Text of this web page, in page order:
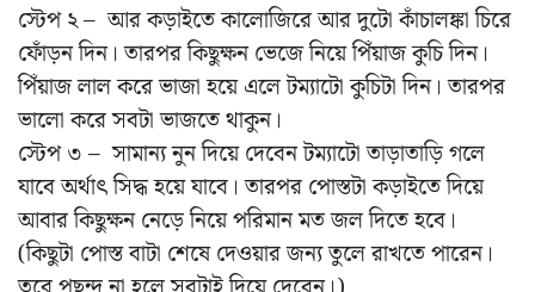
স্টেপ ২ – আর কড়াইতে কালোজিরে আর দুটো কাঁচালঙ্কা চিরে
ফোঁড়ন দিন। তারপর কিছুক্ষন ভেজে নিয়ে পিঁয়াজ কুচি দিন।
পিঁয়াজ লাল করে ভাজা হয়ে এলে টম্যাটো কুচিটা দিন। তারপর
ভালো করে সবটা ভাজতে থাকুন।
স্টেপ ৩ – সামান্য নুন দিয়ে দেবেন টম্যাটো তাড়াতাড়ি গলে
যাবে অর্থাৎ সিদ্ধ হয়ে যাবে। তারপর পোস্তটা কড়াইতে দিয়ে
আবার কিছুক্ষন নেড়ে নিয়ে পরিমান মত জল দিতে হবে।
(কিছুটা পোস্ত বাটা শেষে দেওয়ার জন্য তুলে রাখতে পারেন।